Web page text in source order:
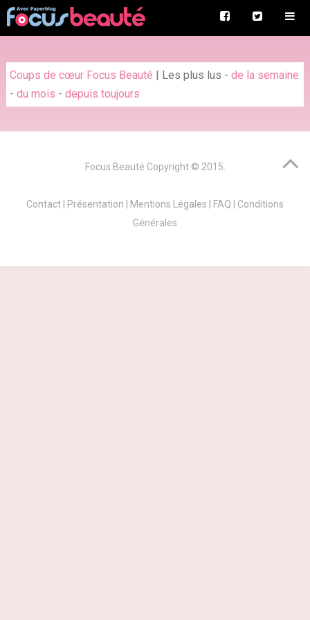
Coups de cœur Focus Beauté | Les plus lus - de la semaine
- du mois - depuis toujours
Focus Beauté Copyright © 2015.
Contact Présentation Mentions Légales FAQ
Conditions
Générales